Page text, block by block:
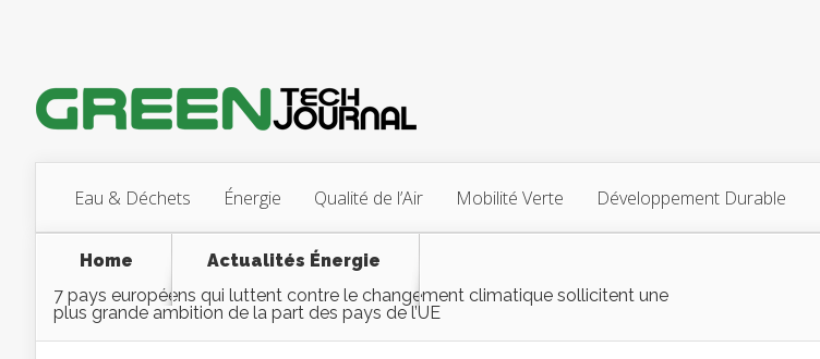
Eau & Déchets Énergie Qualité de l’Air Mobilité Verte Développement Durable
Home
Actualités Énergie
7 pays européens qui luttent contre le changement climatique sollicitent une
plus grande ambition de la part des pays de l’UE